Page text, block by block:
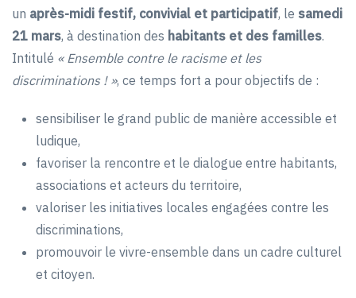
un après-midi festif, convivial et participatif, le samedi
21 mars, à destination des habitants et des familles.
Intitulé « Ensemble contre le racisme et les
discriminations ! », ce temps fort a pour objectifs de :
sensibiliser le grand public de manière accessible et
ludique,
favoriser la rencontre et le dialogue entre habitants,
associations et acteurs du territoire,
valoriser les initiatives locales engagées contre les
discriminations,
promouvoir le vivre-ensemble dans un cadre culturel
et citoyen.